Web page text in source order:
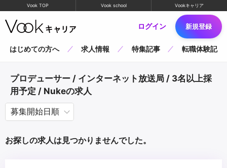
Vook TOP Vook school Vookキャリア
ログイン 新規登録
はじめての方へ 求人情報 特集記事 転職体験記
プロデューサー / インターネット放送局 / 3名以上採
用予定 / Nukeの求人
お探しの求人は見つかりませんでした。